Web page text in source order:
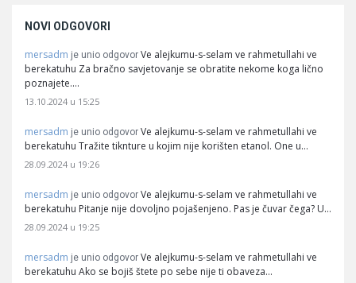
NOVI ODGOVORI
mersadm je unio odgovor Ve alejkumu-s-selam ve rahmetullahi ve
berekatuhu Za bračno savjetovanje se obratite nekome koga lično
poznajete.…
13.10.2024 u 15:25
mersadm je unio odgovor Ve alejkumu-s-selam ve rahmetullahi ve
berekatuhu Tražite tiknture u kojim nije korišten etanol. One u…
28.09.2024 u 19:26
mersadm je unio odgovor Ve alejkumu-s-selam ve rahmetullahi ve
berekatuhu Pitanje nije dovoljno pojašenjeno. Pas je čuvar čega? U…
28.09.2024 u 19:25
mersadm je unio odgovor Ve alejkumu-s-selam ve rahmetullahi ve
berekatuhu Ako se bojiš štete po sebe nije ti obaveza…